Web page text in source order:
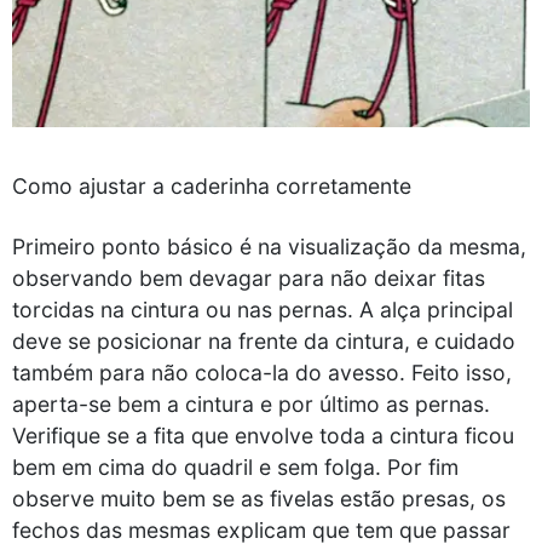
Como ajustar a caderinha corretamente
Primeiro ponto básico é na visualização da mesma,
observando bem devagar para não deixar fitas
torcidas na cintura ou nas pernas. A alça principal
deve se posicionar na frente da cintura, e cuidado
também para não coloca-la do avesso. Feito isso,
aperta-se bem a cintura e por último as pernas.
Verifique se a fita que envolve toda a cintura ficou
bem em cima do quadril e sem folga. Por fim
observe muito bem se as fivelas estão presas, os
fechos das mesmas explicam que tem que passar